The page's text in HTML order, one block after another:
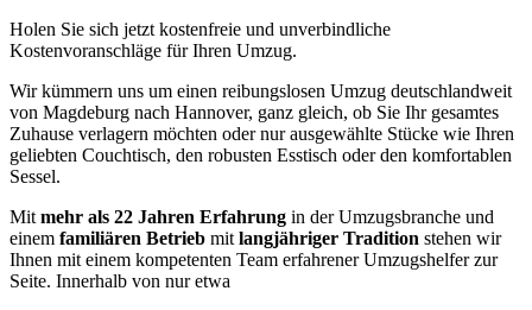
Holen Sie sich jetzt kostenfreie und unverbindliche
Kostenvoranschläge für Ihren Umzug.
Wir kümmern uns um einen reibungslosen Umzug deutschlandweit
von Magdeburg nach Hannover, ganz gleich, ob Sie Ihr gesamtes
Zuhause verlagern möchten oder nur ausgewählte Stücke wie Ihren
geliebten Couchtisch, den robusten Esstisch oder den komfortablen
Sessel.
Mit mehr als 22 Jahren Erfahrung in der Umzugsbranche und
einem familiären Betrieb mit langjähriger Tradition stehen wir
Ihnen mit einem kompetenten Team erfahrener Umzugshelfer zur
Seite. Innerhalb von nur etwa